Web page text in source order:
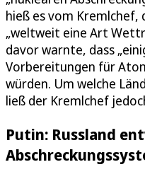
hieß es vom Kremlchef,
„weltweit eine Art
davor warnte, dass
Vorbereitungen für
würden. Um welche
ließ der Kremlchef
Putin: Russland